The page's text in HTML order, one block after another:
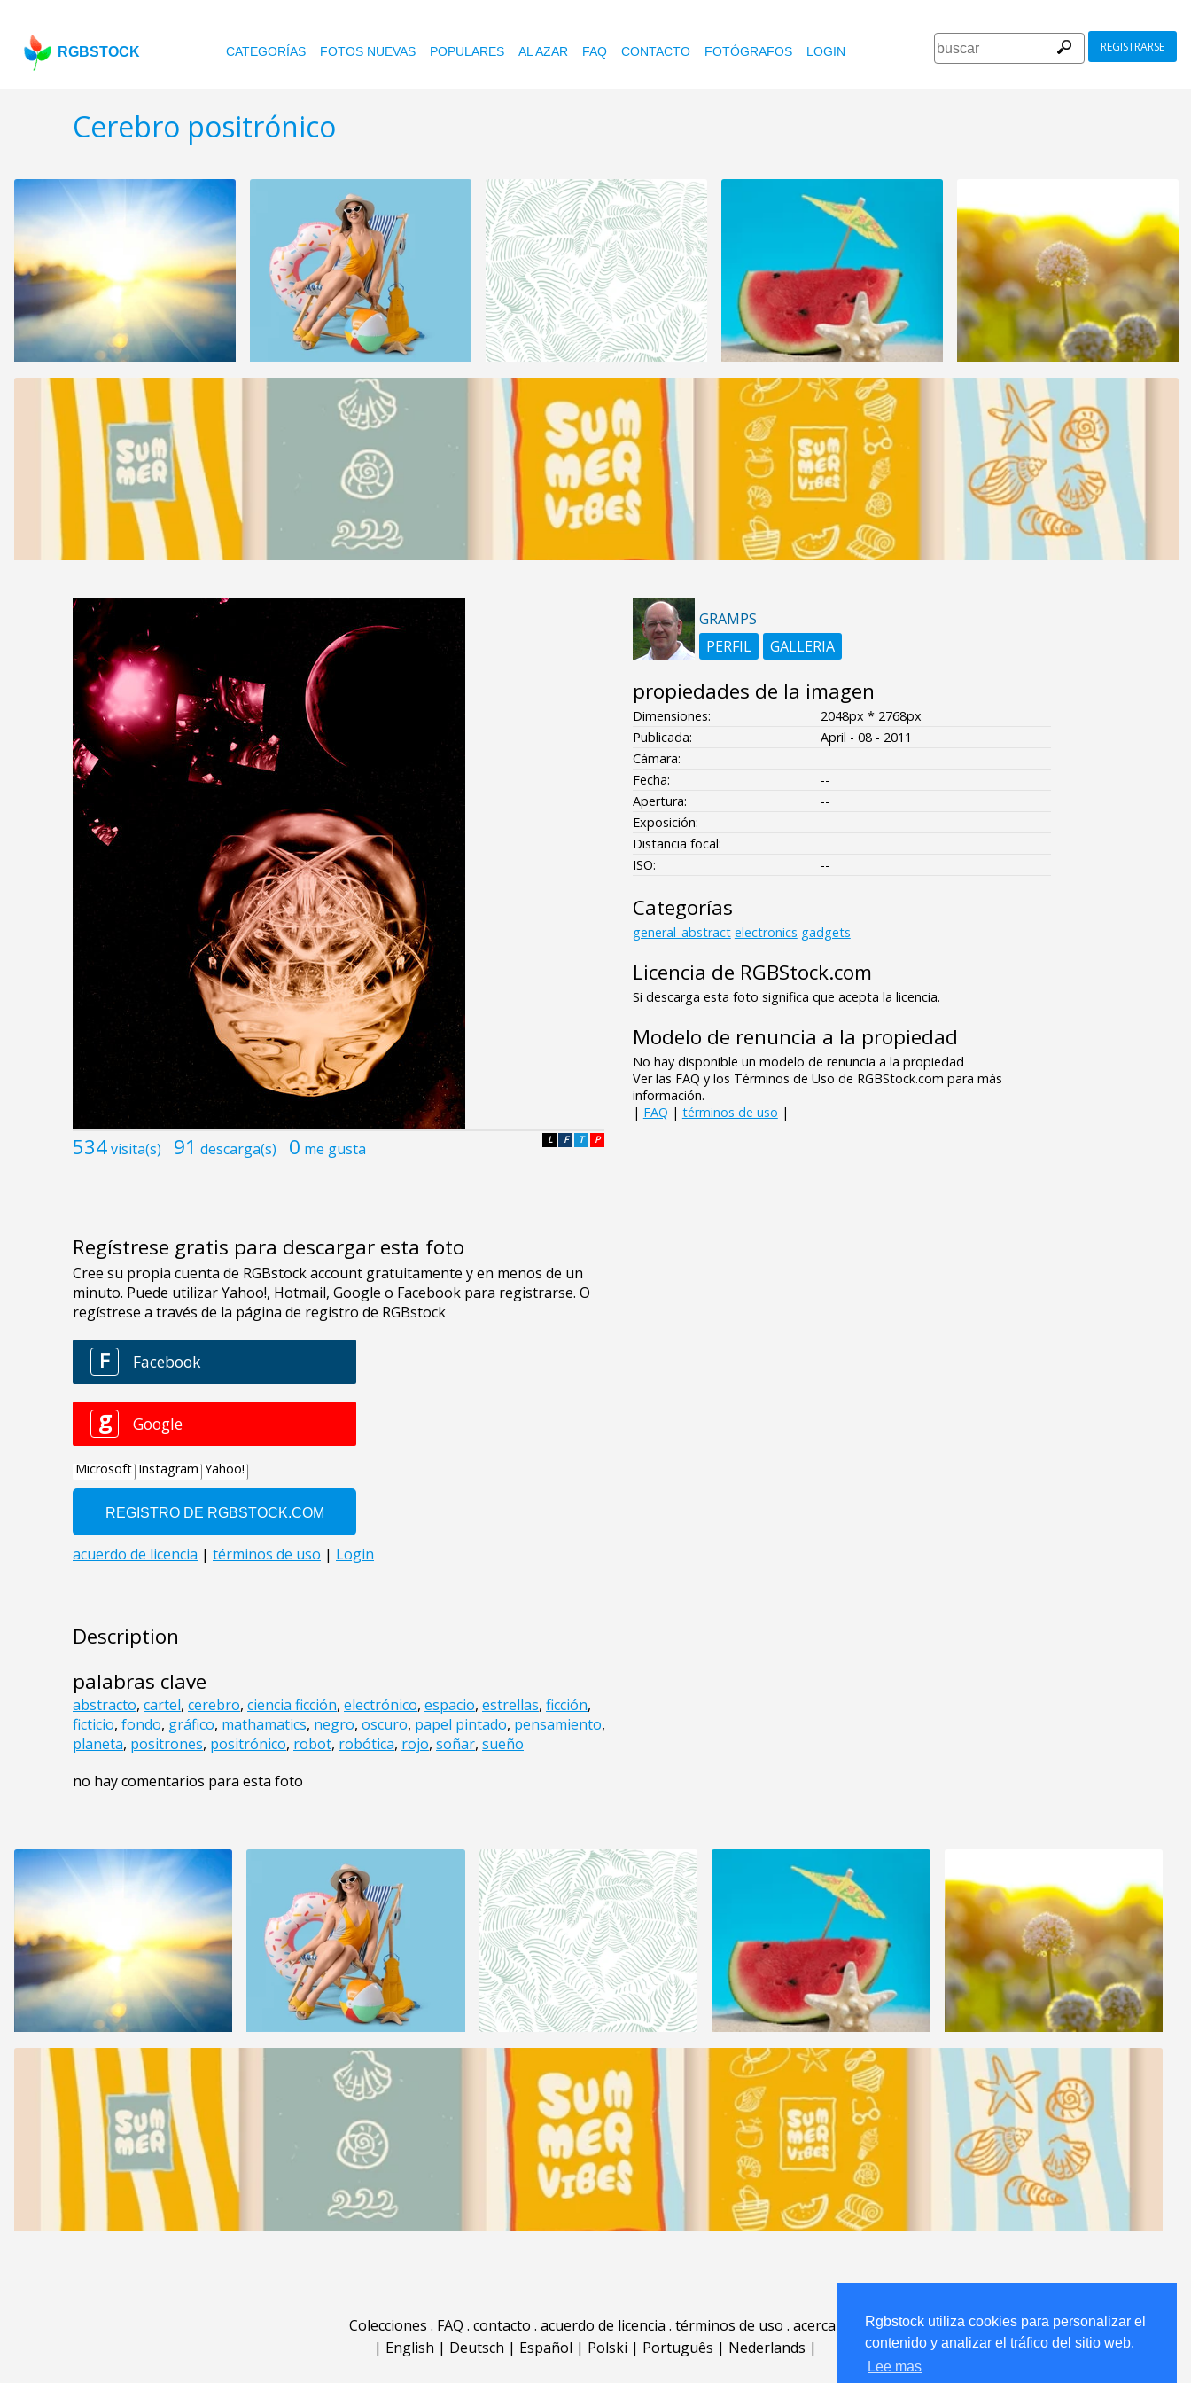
Rgbstock utiliza cookies para personalizar el
contenido y analizar el tráfico del sitio web.
Lee mas
RGBSTOCK CATEGORÍAS FOTOS NUEVAS POPULARES AL AZAR FAQ CONTACTO FOTÓGRAFOS LOGIN REGISTRARSE
Cerebro positrónico
534visita(s) 91 descarga(s) 0 me gusta P
T
F
L
Regístrese gratis para descargar esta foto
Description
palabras clave
abstracto, cartel, cerebro, ciencia ficción, electrónico, espacio, estrellas, ficción,
ficticio, fondo, gráfico, mathamatics, negro, oscuro, papel pintado, pensamiento,
planeta, positrones, positrónico, robot, robótica, rojo, soñar, sueño
no hay comentarios para esta foto
GRAMPS
PERFIL
GALLERIA
propiedades de la imagen
Dimensiones:
2048px * 2768px
Publicada:
April - 08 - 2011
Cámara:
Fecha:
--
Apertura:
--
Exposición:
--
Distancia focal:
ISO:
--
Categorías
general_abstract electronics gadgets
Licencia de RGBStock.com
Si descarga esta foto significa que acepta la licencia.
Modelo de renuncia a la propiedad
No hay disponible un modelo de renuncia a la propiedad
Ver las FAQ y los Términos de Uso de RGBStock.com para más
información.
| FAQ | términos de uso |
Colecciones . FAQ . contacto . acuerdo de licencia . términos de uso . acerca
| English | Deutsch | Español | Polski | Português | Nederlands |